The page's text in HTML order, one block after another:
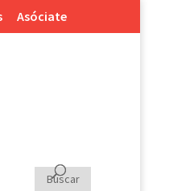
Asóciate